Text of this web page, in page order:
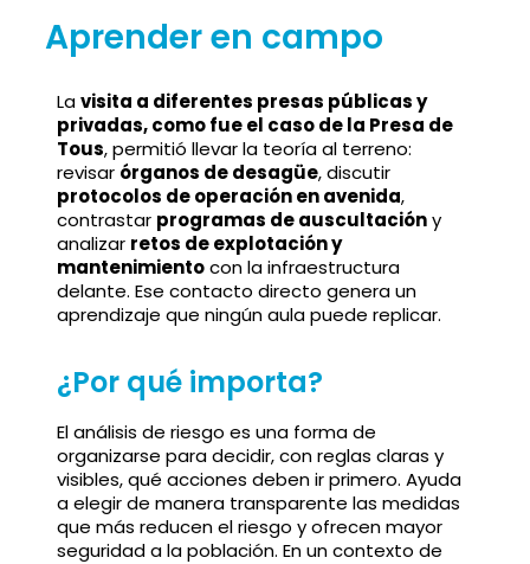
Aprender en campo
Lavisita a diferentes presas públicas y
privadas, como fue el caso de la Presa de
Tous, permitió llevar la teoría al terreno:
revisar órganos de desagüe, discutir
protocolos de operación en avenida,
contrastar programas de auscultacióny
analizar retos de explotación y
mantenimientocon la infraestructura
delante. Ese contacto directo genera un
aprendizaje que ningún aula puede replicar.
¿Por qué importa?
El análisis de riesgo es una forma de
organizarse para decidir, con reglas claras y
visibles, qué acciones deben ir primero. Ayuda
a elegir de manera transparente las medidas
que más reducen el riesgo y ofrecen mayor
seguridad a la población. En un contexto de